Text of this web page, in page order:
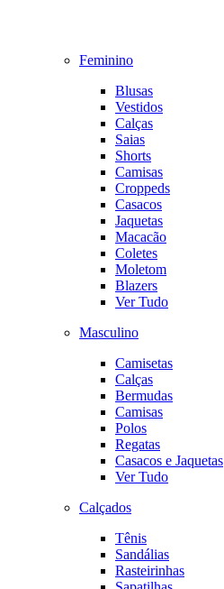
Feminino
Blusas
Vestidos
Calças
Saias
Shorts
Camisas
Croppeds
Casacos
Jaquetas
Macacão
Coletes
Moletom
Blazers
Ver Tudo
Masculino
Camisetas
Calças
Bermudas
Camisas
Polos
Regatas
Casacos e Jaquetas
Ver Tudo
Calçados
Tênis
Sandálias
Rasteirinhas